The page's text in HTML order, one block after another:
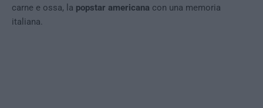
carne e ossa, la popstar americana con una memoria
italiana.